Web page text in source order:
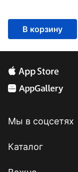
В корзину
Мы в соцсетях
Каталог